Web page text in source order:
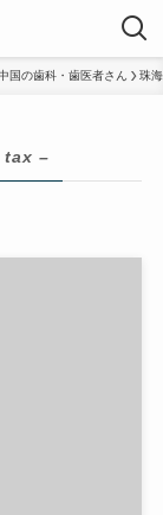
国の歯科・歯医者さん 珠
tax –